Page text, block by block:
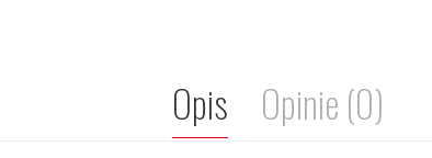
Opis Opinie (0)